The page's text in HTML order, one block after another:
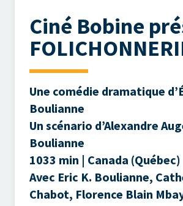
Ciné Bobine
Une comédie dramatique
Boulianne
Un scénario d’Alexandre
Boulianne
1033 min | Canada (Québec)
Avec Eric K. Boulianne,
Chabot, Florence Blain